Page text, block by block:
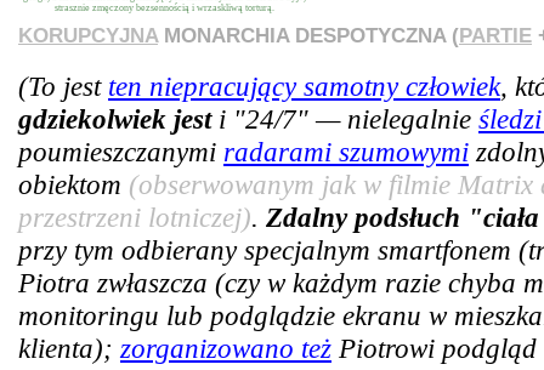
strasznie zmęczony bezsennością i wrzaskliwą torturą.
KORUPCYJNAMONARCHIA DESPOTYCZNA (PARTIE
(To jest ten niepracujący samotny człowiek,
gdziekolwiek jesti "24/7" — nielegalnie
poumieszczanymi radarami szumowymi
obiektom (obserwowanym jak w filmie
przestrzeni lotniczej). Zdalny podsłuch
przy tym odbierany specjalnym smartfonem
Piotra zwłaszcza (czy w każdym razie chyba
monitoringu lub podglądzie ekranu w
klienta); zorganizowano też Piotrowi